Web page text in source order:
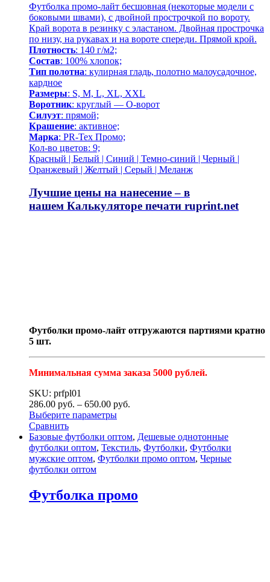
Футболка промо-лайт бесшовная (некоторые модели с
боковыми швами), с двойной прострочкой по вороту.
Край ворота в резинку с эластаном. Двойная прострочка
по низу, на рукавах и на вороте спереди. Прямой крой.
Плотность: 140 г/м2;
Состав: 100% хлопок;
Тип полотна: кулирная гладь, полотно малоусадочное,
кардное
Размеры: S, M, L, XL, XXL
Воротник: круглый — О-ворот
Силуэт: прямой;
Крашение: активное;
Марка: PR-Tex Промо;
Кол-во цветов: 9;
Красный | Белый | Синий | Темно-синий | Черный |
Оранжевый | Желтый | Серый | Меланж
Лучшие цены на нанесение – в
нашем Калькуляторе печати ruprint.net
Футболки промо-лайт отгружаются партиями кратно
5 шт.
Минимальная сумма заказа 5000 рублей.
SKU: prfpl01
286.00 руб. – 650.00 руб.
Выберите параметры
Сравнить
Базовые футболки оптом, Дешевые однотонные
футболки оптом, Текстиль, Футболки, Футболки
мужские оптом, Футболки промо оптом, Черные
футболки оптом
Футболка промо